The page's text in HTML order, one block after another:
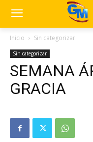
Inicio Sin categorizar
Sin categorizar
SEMANA
GRACIA